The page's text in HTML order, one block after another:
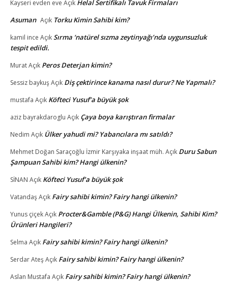
Kayseri evden eve Açık Helal Sertifikalı Tavuk Firmaları
Asuman Açık Torku Kimin Sahibi kim?
kamil ince AçıkSırma ‘natürel sızma zeytinyağı’nda uygunsuzluk
tespit edildi.
MuratAçık Peros Deterjan kimin?
Sessiz baykuşAçık Diş çektirince kanama nasıl durur? Ne Yapmalı?
mustafa Açık Köfteci Yusuf’a büyük şok
aziz bayrakdaroglu Açık Çaya boya karıştıran firmalar
Nedim Açık Ülker yahudi mi? Yabancılara mı satıldı?
Mehmet Doğan Saraçoğlu İzmir Karşıyaka inşaat müh. Açık Duru Sabun
Şampuan Sahibi kim? Hangi ülkenin?
SİNAN Açık Köfteci Yusuf’a büyük şok
VatandaşAçık Fairy sahibi kimin? Fairy hangi ülkenin?
Yunus çiçekAçık Procter&Gamble (P&G) Hangi Ülkenin, Sahibi Kim?
Ürünleri Hangileri?
Selma Açık Fairy sahibi kimin? Fairy hangi ülkenin?
Serdar AteşAçık Fairy sahibi kimin? Fairy hangi ülkenin?
Aslan Mustafa Açık Fairy sahibi kimin? Fairy hangi ülkenin?